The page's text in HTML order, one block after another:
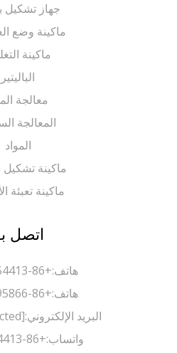
جهاز تشكيل بالنفخ
ماكينة وضع العلامات
ماكينة التغليف
الباليتير
معالجة المياه
المعالجة السابقة
ماكينة تشكيل بالحقن
ماكينة تعبئة الأكياس
اتصل بنا
+86-18751154413
+86-15850395866
البريد الإلكتروني:[email protected]
واتساب:+86-18751154413